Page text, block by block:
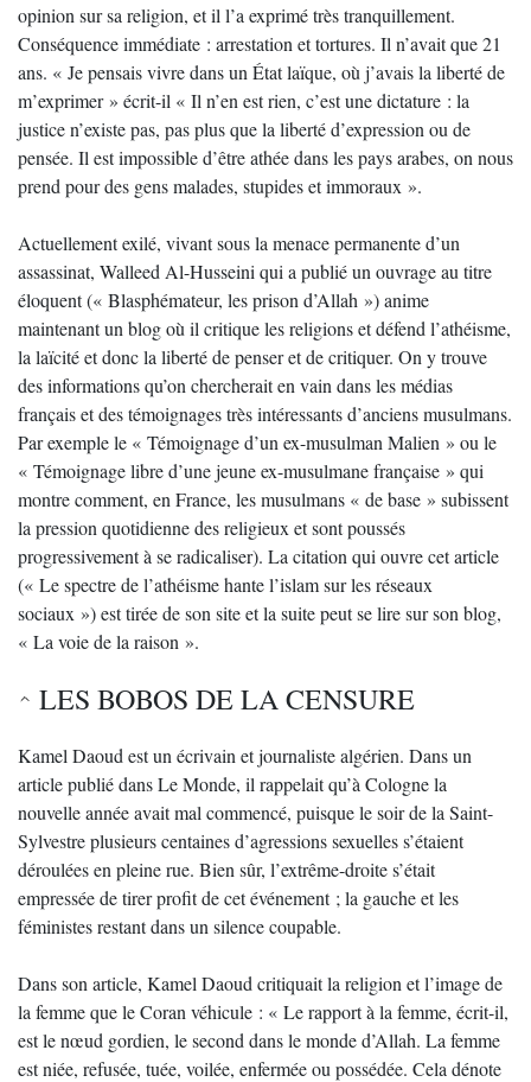
opinion sur sa religion, et il l’a exprimé très tranquillement.
Conséquence immédiate : arrestation et tortures. Il n’avait que 21
ans. « Je pensais vivre dans un État laïque, où j’avais la liberté de
m’exprimer » écrit-il « Il n’en est rien, c’est une dictature : la
justice n’existe pas, pas plus que la liberté d’expression ou de
pensée. Il est impossible d’être athée dans les pays arabes, on nous
prend pour des gens malades, stupides et immoraux ».
Actuellement exilé, vivant sous la menace permanente d’un
assassinat, Walleed Al-Husseini qui a publié un ouvrage au titre
éloquent (« Blasphémateur, les prison d’Allah ») anime
maintenant un blog où il critique les religions et défend l’athéisme,
la laïcité et donc la liberté de penser et de critiquer. On y trouve
des informations qu’on chercherait en vain dans les médias
français et des témoignages très intéressants d’anciens musulmans.
Par exemple le « Témoignage d’un ex-musulman Malien » ou le
« Témoignage libre d’une jeune ex-musulmane française » qui
montre comment, en France, les musulmans « de base » subissent
la pression quotidienne des religieux et sont poussés
progressivement à se radicaliser). La citation qui ouvre cet article
(« Le spectre de l’athéisme hante l’islam sur les réseaux
sociaux ») est tirée de son site et la suite peut se lire sur son blog,
« La voie de la raison ».
LES BOBOS DE LA CENSURE
Kamel Daoud est un écrivain et journaliste algérien. Dans un
article publié dans Le Monde, il rappelait qu’à Cologne la
nouvelle année avait mal commencé, puisque le soir de la Saint-
Sylvestre plusieurs centaines d’agressions sexuelles s’étaient
déroulées en pleine rue. Bien sûr, l’extrême-droite s’était
empressée de tirer profit de cet événement ; la gauche et les
féministes restant dans un silence coupable.
Dans son article, Kamel Daoud critiquait la religion et l’image de
la femme que le Coran véhicule : « Le rapport à la femme, écrit-il,
est le nœud gordien, le second dans le monde d’Allah. La femme
est niée, refusée, tuée, voilée, enfermée ou possédée. Cela dénote